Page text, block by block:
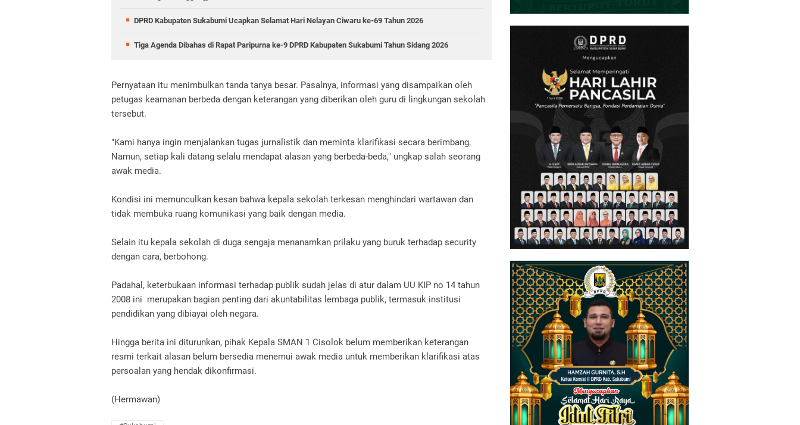
DPRD Kabupaten Sukabumi Ucapkan Selamat Hari Nelayan Ciwaru ke-69 Tahun 2026
Tiga Agenda Dibahas di Rapat Paripurna ke-9 DPRD Kabupaten Sukabumi Tahun Sidang 2026
Pernyataan itu menimbulkan tanda tanya besar. Pasalnya, informasi yang disampaikan oleh
petugas keamanan berbeda dengan keterangan yang diberikan oleh guru di lingkungan sekolah
tersebut.
"Kami hanya ingin menjalankan tugas jurnalistik dan meminta klarifikasi secara berimbang.
Namun, setiap kali datang selalu mendapat alasan yang berbeda-beda," ungkap salah seorang
awak media.
Kondisi ini memunculkan kesan bahwa kepala sekolah terkesan menghindari wartawan dan
tidak membuka ruang komunikasi yang baik dengan media.
Selain itu kepala sekolah di duga sengaja menanamkan prilaku yang buruk terhadap security
dengan cara, berbohong.
Padahal, keterbukaan informasi terhadap publik sudah jelas di atur dalam UU KIP no 14 tahun
2008 ini merupakan bagian penting dari akuntabilitas lembaga publik, termasuk institusi
pendidikan yang dibiayai oleh negara.
Hingga berita ini diturunkan, pihak Kepala SMAN 1 Cisolok belum memberikan keterangan
resmi terkait alasan belum bersedia menemui awak media untuk memberikan klarifikasi atas
persoalan yang hendak dikonfirmasi.
(Hermawan)